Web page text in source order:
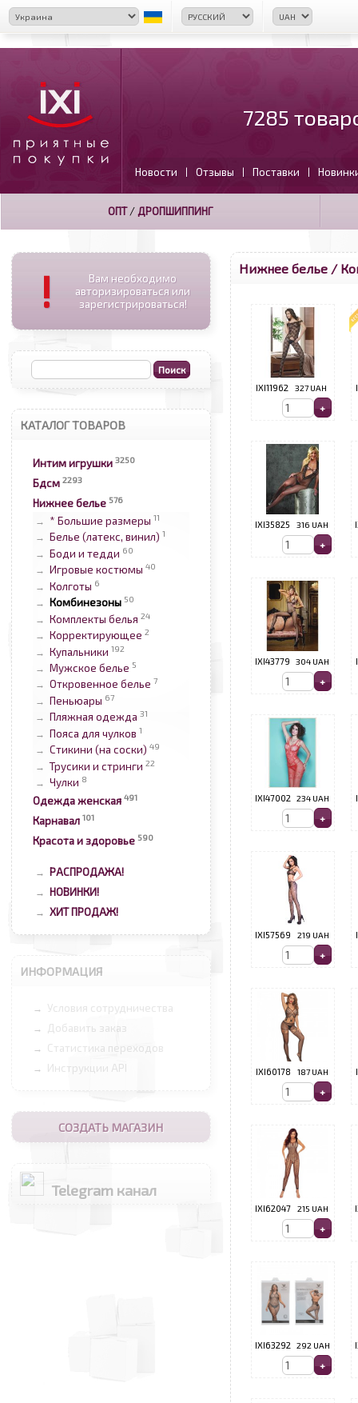
7285
Новости | Отзывы | Поставки |
ОПТ/ ДРОПШИППИНГ
!
Вам необходимо
авторизироваться или
зарегистрироваться!
КАТАЛОГ ТОВАРОВ
Интим игрушки 3250
Бдсм 2293
Нижнее белье 576
→ * Большие размеры 11
→ Белье (латекс, винил) 1
→ Боди и тедди 60
→ Игровые костюмы 40
→ Колготы 6
→ Комбинезоны 50
→ Комплекты белья 24
→ Корректирующее 2
→ Купальники 192
→ Мужское белье 5
→ Откровенное белье 7
→ Пеньюары 67
→ Пляжная одежда 31
→ Пояса для чулков 1
→ Стикини (на соски) 49
→ Трусики и стринги 22
→ Чулки 8
Одежда женская 491
Карнавал 101
Красота и здоровье 590
→ РАСПРОДАЖА!
→ НОВИНКИ!
→ ХИТ ПРОДАЖ!
ИНФОРМАЦИЯ
→ Условия сотрудничества
→ Добавить заказ
→ Статистика переходов
→ Инструкции API
СОЗДАТЬ МАГАЗИН
Telegram канал
Нижнее белье /
IXI11962 327 UAH
IXI35825 316 UAH
IXI43779 304 UAH
IXI47002 234 UAH
IXI57569 219 UAH
IXI60178 187 UAH
IXI62047 215 UAH
IXI63292 292 UAH